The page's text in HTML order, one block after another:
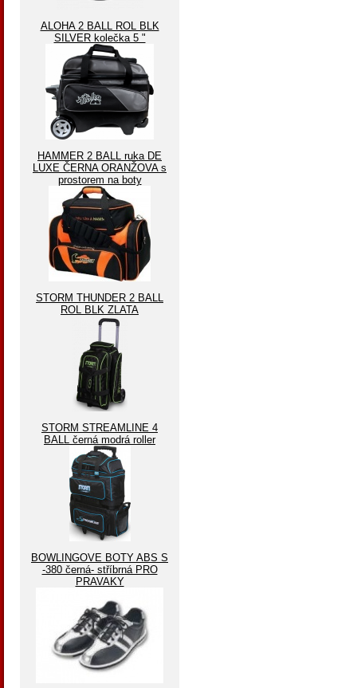
ALOHA 2 BALL ROL BLK
SILVER kolečka 5 "
HAMMER 2 BALL ruka DE
LUXE ČERNA ORANŽOVA s
prostorem na boty
STORM THUNDER 2 BALL
ROL BLK ZLATA
STORM STREAMLINE 4
BALL černá modrá roller
BOWLINGOVE BOTY ABS S
-380 černá- stříbrná PRO
PRAVAKY